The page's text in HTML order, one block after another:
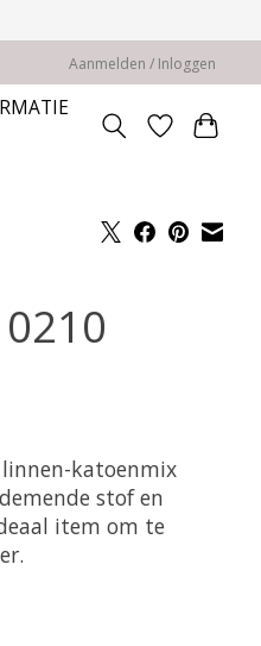
Aanmelden / Inloggen
katoenmix
stof en
item om te